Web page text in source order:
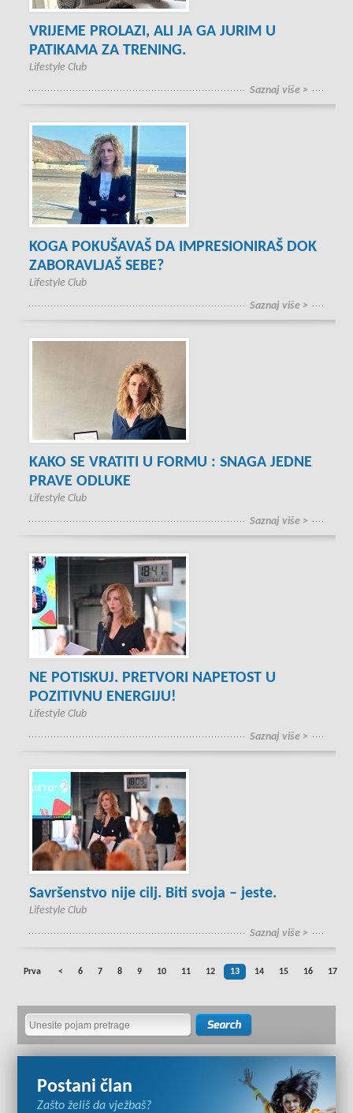
VRIJEME PROLAZI, ALI JA GA JURIM U
PATIKAMA ZA TRENING.
Lifestyle Club
Saznaj više >
KOGA POKUŠAVAŠ DA IMPRESIONIRAŠ DOK
ZABORAVLJAŠ SEBE?
Lifestyle Club
Saznaj više >
KAKO SE VRATITI U FORMU : SNAGA JEDNE
PRAVE ODLUKE
Lifestyle Club
Saznaj više >
NE POTISKUJ. PRETVORI NAPETOST U
POZITIVNU ENERGIJU!
Lifestyle Club
Saznaj više >
Savršenstvo nije cilj. Biti svoja – jeste.
Lifestyle Club
Saznaj više >
Prva < 6 7 8 9 10 11 12 13 14 15 16 17
Postani član
Zašto želiš da vježbaš?